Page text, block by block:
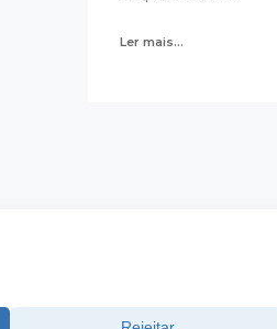
Ler mais...
70.316-900 -